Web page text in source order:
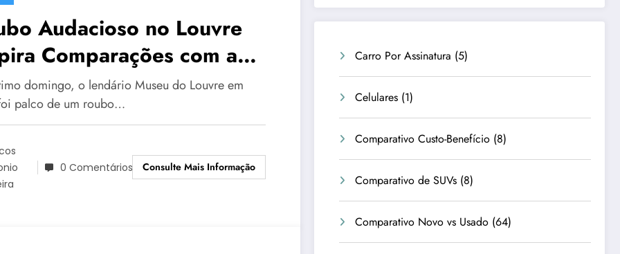
Audacioso no Louvre
Comparações com a
‘Lupin’
domingo, o lendário Museu do Louvre em
palco de um roubo…
0 Comentários Consulte Mais Informação
Carro Por Assinatura (5)
Celulares (1)
Comparativo Custo-Benefício (8)
Comparativo de SUVs (8)
Comparativo Novo vs Usado (64)